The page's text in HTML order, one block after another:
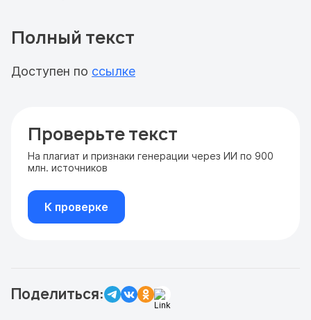
Полный текст
Доступен по ссылке
Проверьте текст
На плагиат и признаки генерации через ИИ по 900
млн. источников
К проверке
Поделиться: